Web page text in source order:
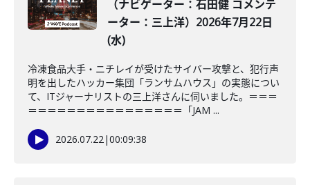
（ナビゲーター：石田健 コメンテ
ーター：三上洋）2026年7月22日
(水)
冷凍食品大手・ニチレイが受けたサイバー攻撃と、犯行声
明を出したハッカー集団「ランサムハウス」の実態につい
て、ITジャーナリストの三上洋さんに伺いました。＝＝＝
＝＝＝＝＝＝＝＝＝＝＝＝＝＝＝＝「JAM ...
2026.07.22|00:09:38